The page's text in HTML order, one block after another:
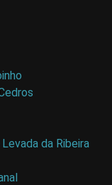
da Ribeira